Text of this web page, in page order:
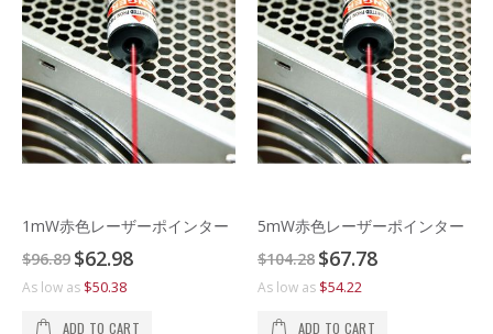
1mW赤色レーザーポインター
$96.89 Special
Price
$62.98
As low as $50.38
ADD TO CART
5mW赤色レーザーポインター
$104.28 Special
Price
$67.78
As low as $54.22
ADD TO CART